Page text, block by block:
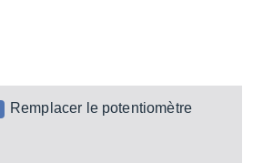
Remplacer le potentiomètre